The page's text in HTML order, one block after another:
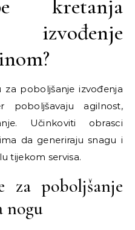
kretanja
izvođenje
poboljšanje izvođenja
poboljšavaju agilnost,
Učinkoviti obrasci
da generiraju snagu i
tijekom servisa.
za poboljšanje
nogu